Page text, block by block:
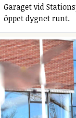
Garaget vid
öppet dygnet runt.